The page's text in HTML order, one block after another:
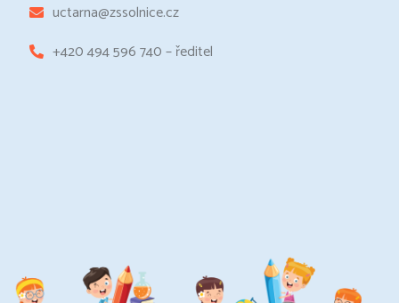
uctarna@zssolnice.cz
+420 494 596 740 – ředitel